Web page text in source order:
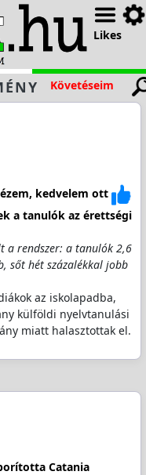
Likes
Követéseim
kedvelem ott
a tanulók az érettségi
a rendszer: a tanulók 2,6
sőt hét százalékkal jobb
az iskolapadba,
külföldi nyelvtanulási
miatt halasztottak el.
Catania